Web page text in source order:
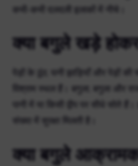
कभी-कभी दलदली इलाकों में नीचे।
क्या बगुले खड़े
विश्राम स्थल हैं। बगुला, बगुला और
संख्या में सुरक्षा मिलती है।
क्या बगुले